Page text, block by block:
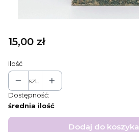
Cena
15,00 zł
Ilość
szt.
Dostępność:
średnia ilość
Dodaj do koszyka